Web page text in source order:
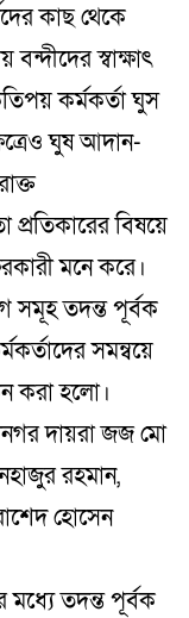
কাছ থেকে
স্বাক্ষাৎ
কর্মকর্তা ঘুস
ঘুষ আদান-
বিষয়ে
মনে করে।
সমূহ তদন্ত পূর্বক
সমন্বয়ে
করা হলো।
দায়রা জজ মো
রহমান,
হোসেন
মধ্যে তদন্ত পূর্বক